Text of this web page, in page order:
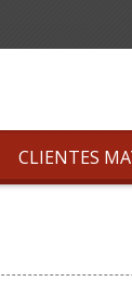
CLIENTES